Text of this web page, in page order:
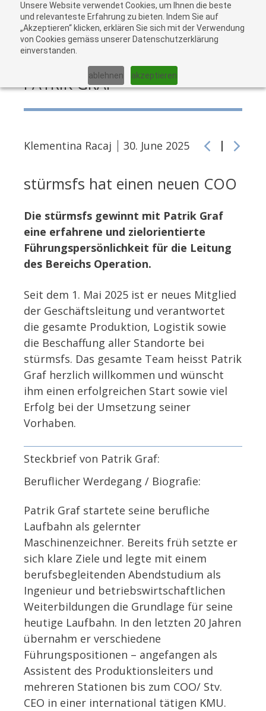
Unsere Website verwendet Cookies, um Ihnen die beste
und relevanteste Erfahrung zu bieten. Indem Sie auf
„Akzeptieren“ klicken, erklären Sie sich mit der Verwendung
von Cookies gemäss unserer Datenschutzerklärung
einverstanden.
ablehnen akzeptieren
NEUER COO BEI STÜRMSFS:
PATRIK GRAF
Klementina Racaj 30. June 2025
stürmsfs hat einen neuen COO
Die stürmsfs gewinnt mit Patrik Graf
eine erfahrene und zielorientierte
Führungspersönlichkeit für die Leitung
des Bereichs Operation.
Seit dem 1. Mai 2025 ist er neues Mitglied
der Geschäftsleitung und verantwortet
die gesamte Produktion, Logistik sowie
die Beschaffung aller Standorte bei
stürmsfs. Das gesamte Team heisst Patrik
Graf herzlich willkommen und wünscht
ihm einen erfolgreichen Start sowie viel
Erfolg bei der Umsetzung seiner
Vorhaben.
Steckbrief von Patrik Graf:
Beruflicher Werdegang / Biografie:
Patrik Graf startete seine berufliche
Laufbahn als gelernter
Maschinenzeichner. Bereits früh setzte er
sich klare Ziele und legte mit einem
berufsbegleitenden Abendstudium als
Ingenieur und betriebswirtschaftlichen
Weiterbildungen die Grundlage für seine
heutige Laufbahn. In den letzten 20 Jahren
übernahm er verschiedene
Führungspositionen – angefangen als
Assistent des Produktionsleiters und
mehreren Stationen bis zum COO/ Stv.
CEO in einer international tätigen KMU.